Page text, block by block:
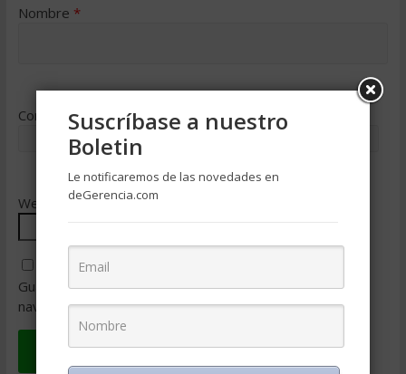
Nombre *
Correo electrónico*
Web
Guarda mi nombre, correo electrónico y web en este
navegador para la próxima vez que comente.
Suscríbase a nuestro
Boletin
Le notificaremos de las novedades en
deGerencia.com